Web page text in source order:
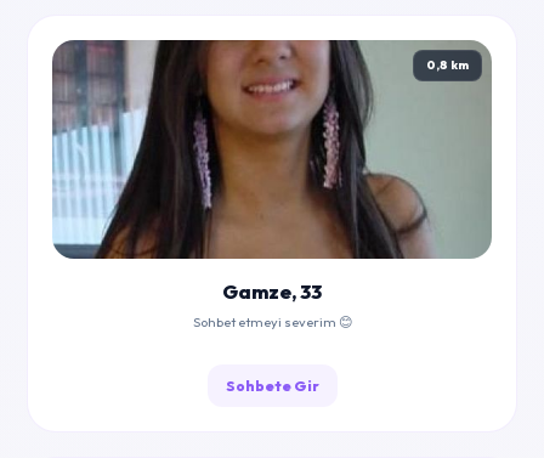
0,8 km
Gamze, 33
Sohbet etmeyi severim 😊
Sohbete Gir